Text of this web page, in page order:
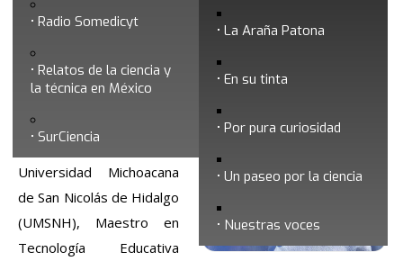
Radio Somedicyt La Araña Patona
En su tinta
Por pura curiosidad
Un paseo por la ciencia
Nuestras voces
Relatos de la ciencia y
la técnica en México
SurCiencia
Dr. Salvador Jara
Guerrero
Es Licenciado en Ciencias
Físico-Matemáticas por la
Universidad Michoacana
de San Nicolás de Hidalgo
(UMSNH), Maestro en
Tecnología Educativa